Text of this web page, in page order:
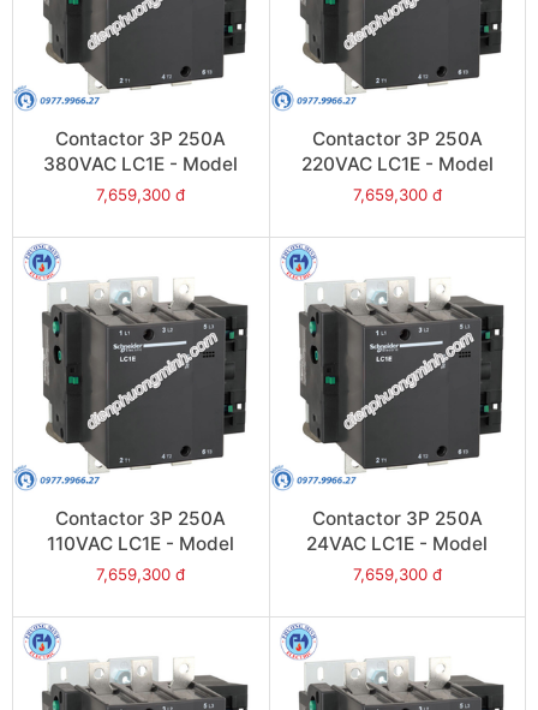
Contactor 3P 250A
380VAC LC1E - Model
LC1E250Q6
7,659,300 đ
Contactor 3P 250A
220VAC LC1E - Model
LC1E250M6
7,659,300 đ
Contactor 3P 250A
110VAC LC1E - Model
LC1E250F6
7,659,300 đ
Contactor 3P 250A
24VAC LC1E - Model
LC1E250B6
7,659,300 đ